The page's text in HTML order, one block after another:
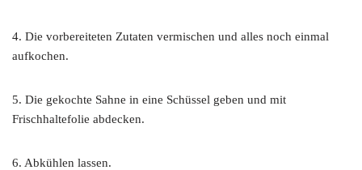
4. Die vorbereiteten Zutaten vermischen und alles noch einmal
aufkochen.
5. Die gekochte Sahne in eine Schüssel geben und mit
Frischhaltefolie abdecken.
6. Abkühlen lassen.